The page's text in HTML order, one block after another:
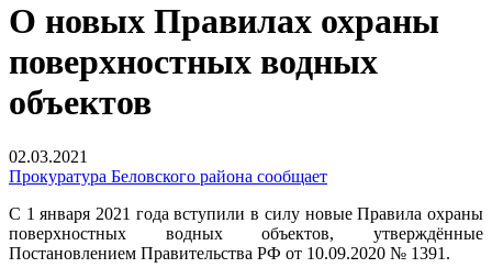
О новых Правилах охраны
поверхностных водных
объектов
02.03.2021
Прокуратура Беловского района сообщает
С 1 января 2021 года вступили в силу новые Правила охраны
поверхностных водных объектов, утверждённые
Постановлением Правительства РФ от 10.09.2020 № 1391.